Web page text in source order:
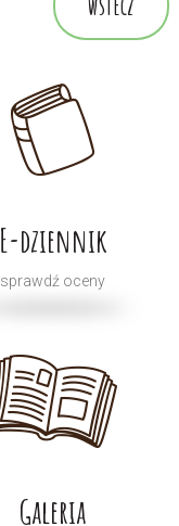
E-dziennik
sprawdź oceny
Galeria